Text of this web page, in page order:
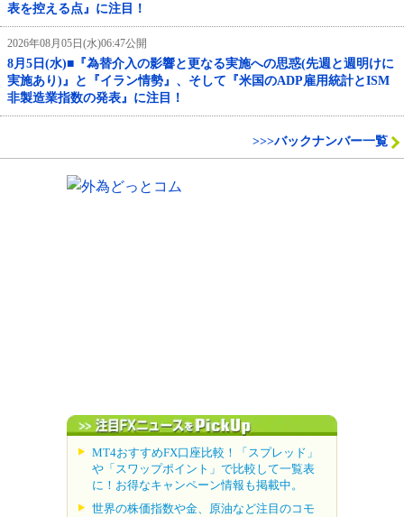
表を控える点』に注目！
2026年08月05日(水)06:47公開
8月5日(水)■『為替介入の影響と更なる実施への思惑(先週と週明けに
実施あり)』と『イラン情勢』、そして『米国のADP雇用統計とISM
非製造業指数の発表』に注目！
>>>バックナンバー一覧
MT4おすすめFX口座比較！「スプレッド」
や「スワップポイント」で比較して一覧表
に！お得なキャンペーン情報も掲載中。
世界の株価指数や金、原油など注目のコモ